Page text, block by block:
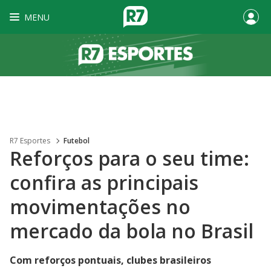
MENU
R7 Esportes Futebol
Reforços para o seu time:
confira as principais
movimentações no
mercado da bola no Brasil
Com reforços pontuais, clubes brasileiros